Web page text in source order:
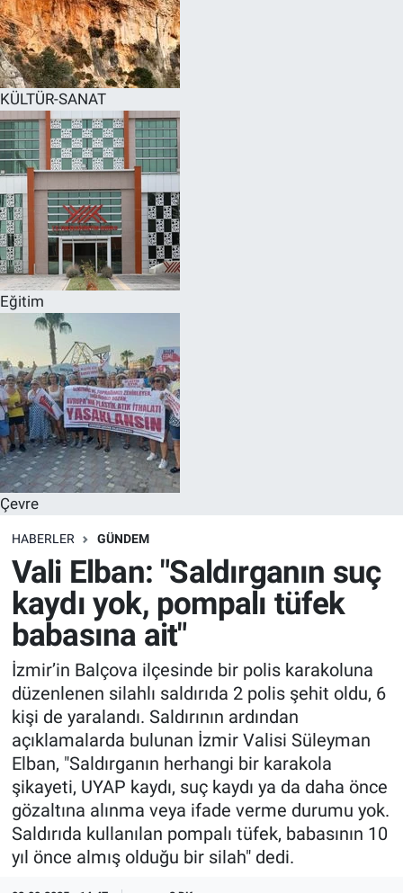
KÜLTÜR-SANAT
Eğitim
Çevre
HABERLER GÜNDEM
Vali Elban: "Saldırganın suç
kaydı yok, pompalı tüfek
babasına ait"
İzmir’in Balçova ilçesinde bir polis karakoluna
düzenlenen silahlı saldırıda 2 polis şehit oldu, 6
kişi de yaralandı. Saldırının ardından
açıklamalarda bulunan İzmir Valisi Süleyman
Elban, "Saldırganın herhangi bir karakola
şikayeti, UYAP kaydı, suç kaydı ya da daha önce
gözaltına alınma veya ifade verme durumu yok.
Saldırıda kullanılan pompalı tüfek, babasının 10
yıl önce almış olduğu bir silah" dedi.